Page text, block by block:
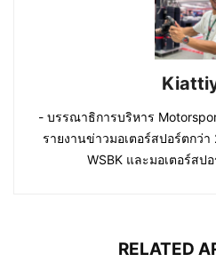
- บรรณาธิการบริหาร
รายงานข่าวมอเตอร์สปอร์ตกว่า
WSBK และมอเตอร์สป
RELATED